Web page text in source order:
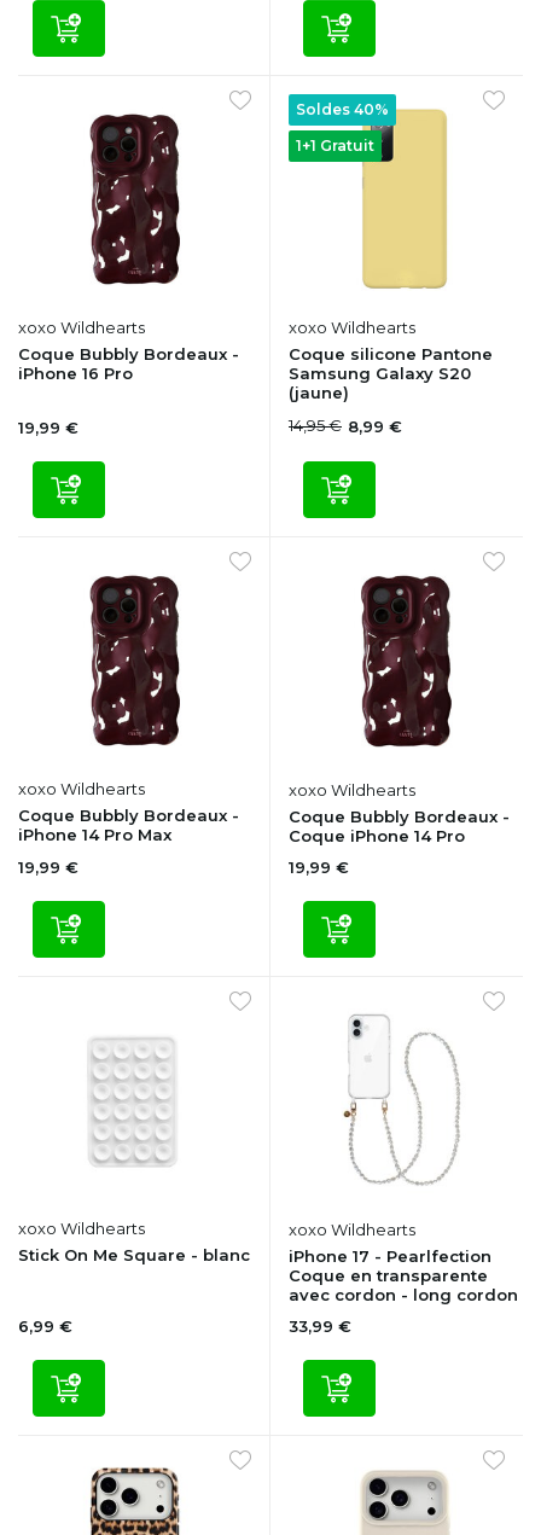
xoxo Wildhearts
Coque Bubbly Bordeaux -
iPhone 16 Pro
19,99 €
1+1 Gratuit
Soldes 40%
xoxo Wildhearts
Coque silicone Pantone
Samsung Galaxy S20
(jaune)
14,95 € 8,99 €
xoxo Wildhearts
Coque Bubbly Bordeaux -
iPhone 14 Pro Max
19,99 €
xoxo Wildhearts
Coque Bubbly Bordeaux -
Coque iPhone 14 Pro
19,99 €
xoxo Wildhearts
Stick On Me Square - blanc
6,99 €
xoxo Wildhearts
iPhone 17 - Pearlfection
Coque en transparente
avec cordon - long cordon
33,99 €